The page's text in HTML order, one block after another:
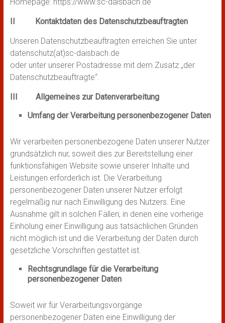
II Kontaktdaten des Datenschutzbeauftragten
Unseren Datenschutzbeauftragten erreichen Sie unter
datenschutz(at)sc-daisbach.de
oder unter unserer Postadresse mit dem Zusatz „der
Datenschutzbeauftragte“.
III Allgemeines zur Datenverarbeitung
Umfang der Verarbeitung personenbezogener Daten
Wir verarbeiten personenbezogene Daten unserer Nutzer
grundsätzlich nur, soweit dies zur Bereitstellung einer
funktionsfähigen Website sowie unserer Inhalte und
Leistungen erforderlich ist. Die Verarbeitung
personenbezogener Daten unserer Nutzer erfolgt
regelmäßig nur nach Einwilligung des Nutzers. Eine
Ausnahme gilt in solchen Fällen, in denen eine vorherige
Einholung einer Einwilligung aus tatsächlichen Gründen
nicht möglich ist und die Verarbeitung der Daten durch
gesetzliche Vorschriften gestattet ist.
Rechtsgrundlage für die Verarbeitung
personenbezogener Daten
Soweit wir für Verarbeitungsvorgänge
personenbezogener Daten eine Einwilligung der